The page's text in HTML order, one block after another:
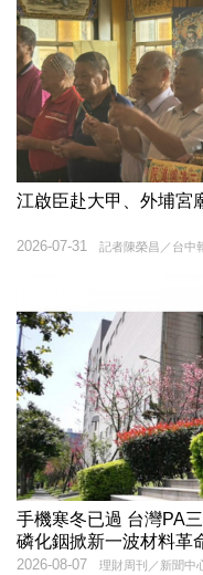
江啟臣赴大甲、外埔
記者陳榮昌／台中
2026-07-31
手機寒冬已過 台灣PA
磷化銦掀新一波材料革
理財周刊／新聞中
2026-08-07